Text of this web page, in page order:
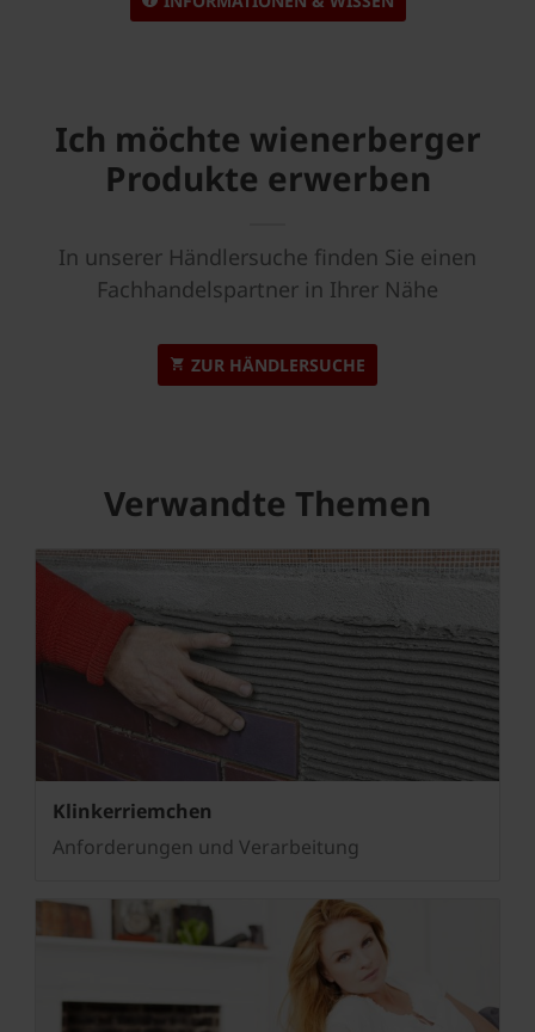
Ich möchte wienerberger
Produkte erwerben
In unserer Händlersuche finden Sie einen
Fachhandelspartner in Ihrer Nähe
ZUR HÄNDLERSUCHE
Verwandte Themen
Klinkerriemchen
Anforderungen und Verarbeitung